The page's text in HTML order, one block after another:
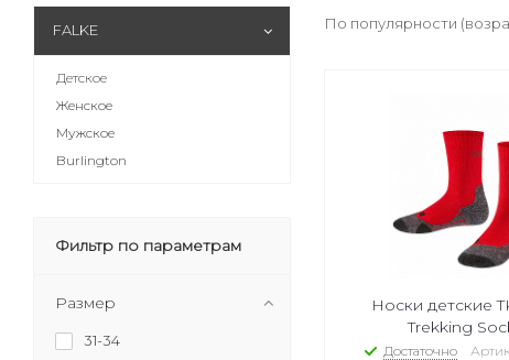
По популярности
Носки детские
Trekking
Достаточно
FALKE
Детское
Женское
Мужское
Burlington
Фильтр по параметрам
Размер
31-34